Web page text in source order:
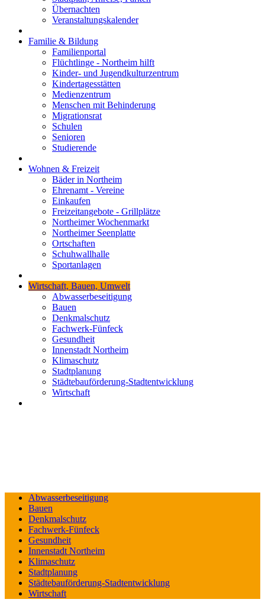
Übernachten
Veranstaltungskalender
Familie & Bildung
Familienportal
Flüchtlinge - Northeim hilft
Kinder- und Jugendkulturzentrum
Kindertagesstätten
Medienzentrum
Menschen mit Behinderung
Migrationsrat
Schulen
Senioren
Studierende
Wohnen & Freizeit
Bäder in Northeim
Ehrenamt - Vereine
Einkaufen
Freizeitangebote - Grillplätze
Northeimer Wochenmarkt
Northeimer Seenplatte
Ortschaften
Schuhwallhalle
Sportanlagen
Wirtschaft, Bauen, Umwelt
Abwasserbeseitigung
Bauen
Denkmalschutz
Fachwerk-Fünfeck
Gesundheit
Innenstadt Northeim
Klimaschutz
Stadtplanung
Städtebauförderung-Stadtentwicklung
Wirtschaft
Abwasserbeseitigung
Bauen
Denkmalschutz
Fachwerk-Fünfeck
Gesundheit
Innenstadt Northeim
Klimaschutz
Stadtplanung
Städtebauförderung-Stadtentwicklung
Wirtschaft